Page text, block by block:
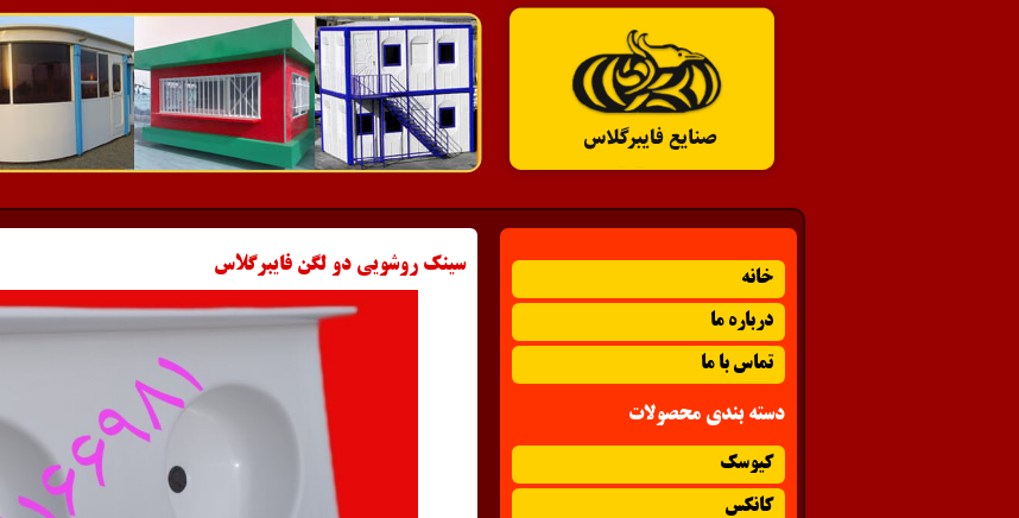
خانه
درباره ما
تماس با ما
دسته بندی محصولات
کیوسک
کانکس
سینک روشویی دو لگن فایبرگلاس